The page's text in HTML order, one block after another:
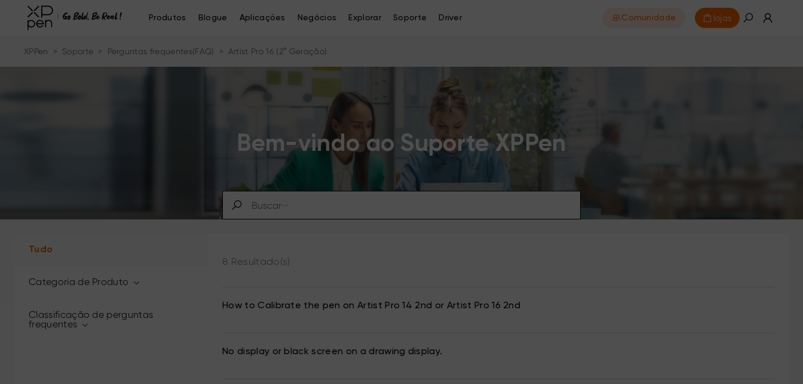
Produtos Blogue Aplicações Negócios Explorar Soporte Driver Comunidade lojas
XPPen > Soporte > Perguntas frequentes(FAQ) > Artist Pro 16 (2° Geração)
Bem-vindo ao Suporte XPPen
Tudo
Categoria de Produto
Classificação de perguntas
frequentes
8 Resultado(s)
How to Calibrate the pen on Artist Pro 14 2nd or Artist Pro 16 2nd
No display or black screen on a drawing display.